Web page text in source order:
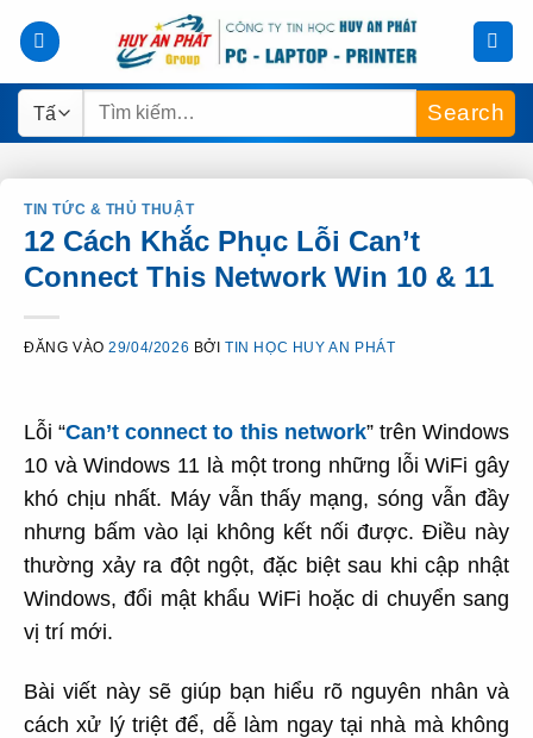
qua
dung
Tìm
TIN TỨC & THỦ THUẬT
12 Cách Khắc Phục Lỗi Can’t
Connect This Network Win 10 & 11
ĐĂNG VÀO29/04/2026 BỞITIN HỌC HUY AN PHÁT
Lỗi “Can’t connect to this network” trên Windows
10 và Windows 11 là một trong những lỗi WiFi gây
khó chịu nhất. Máy vẫn thấy mạng, sóng vẫn đầy
nhưng bấm vào lại không kết nối được. Điều này
thường xảy ra đột ngột, đặc biệt sau khi cập nhật
Windows, đổi mật khẩu WiFi hoặc di chuyển sang
vị trí mới.
Bài viết này sẽ giúp bạn hiểu rõ nguyên nhân và
cách xử lý triệt để, dễ làm ngay tại nhà mà không